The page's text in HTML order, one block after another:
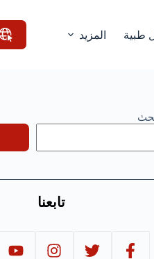
طبية المزيد
تابعنا